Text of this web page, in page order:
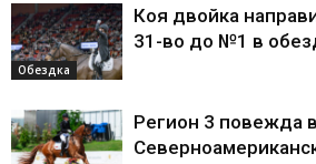
Обездка
Коя двойка
31-во до №1 в
Регион 3 повежда в